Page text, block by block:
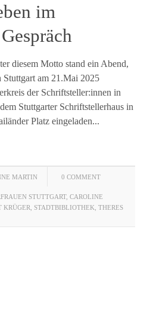
im
diesem Motto stand ein Abend,
Stuttgart am 21.Mai 2025
der Schriftsteller:innen in
Stuttgarter Schriftstellerhaus in
Platz eingeladen...
MARTIN 0 COMMENT
STUTTGART, CAROLINE
KRÜGER STADTBIBLIOTHEK THERES